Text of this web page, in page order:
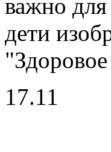
важно для
дети
17.11